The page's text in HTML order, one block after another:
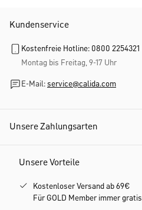
Kundenservice
Kostenfreie Hotline: 0800 2254321
Montag bis Freitag, 9-17 Uhr
E-Mail: service@calida.com
Unsere Zahlungsarten
Unsere Vorteile
Kostenloser Versand ab 69€
Für GOLD Member immer gratis